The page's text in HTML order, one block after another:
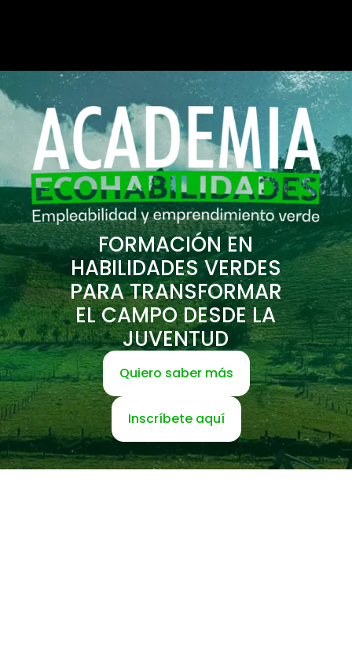
FORMACIÓN EN
HABILIDADES VERDES
PARA TRANSFORMAR
EL CAMPO DESDE LA
JUVENTUD
Quiero saber más
Inscríbete aquí